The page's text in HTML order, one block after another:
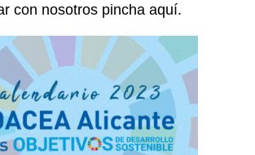
con nosotros pincha aquí.